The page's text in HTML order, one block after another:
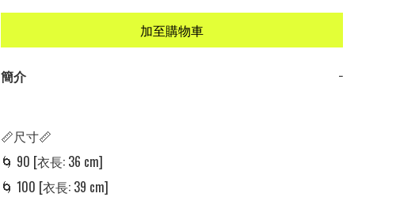
加至購物車
簡介 −
📏尺寸📏
🌀 90 [衣長: 36 cm]
🌀 100 [衣長: 39 cm]